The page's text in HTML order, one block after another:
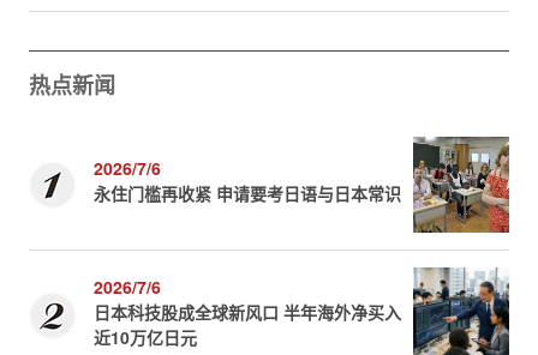
热点新闻
2026/7/6
永住门槛再收紧 申请要考日语与日本常识
2026/7/6
日本科技股成全球新风口 半年海外净买入
近10万亿日元